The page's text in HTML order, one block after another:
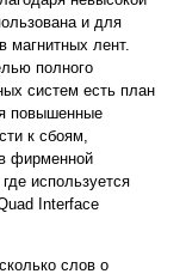
и для
магнитных лент.
полного
систем есть план
повышенные
к сбоям,
фирменной
используется
Interface
слов о